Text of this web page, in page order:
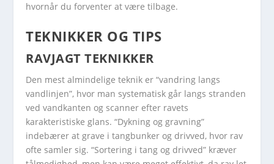
hvornår du forventer at være tilbage.
TEKNIKKER OG TIPS
RAVJAGT TEKNIKKER
Den mest almindelige teknik er “vandring langs
vandlinjen”, hvor man systematisk går langs stranden
ved vandkanten og scanner efter ravets
karakteristiske glans. “Dykning og gravning”
indebærer at grave i tangbunker og drivved, hvor rav
ofte samler sig. “Sortering i tang og drivved” kræver